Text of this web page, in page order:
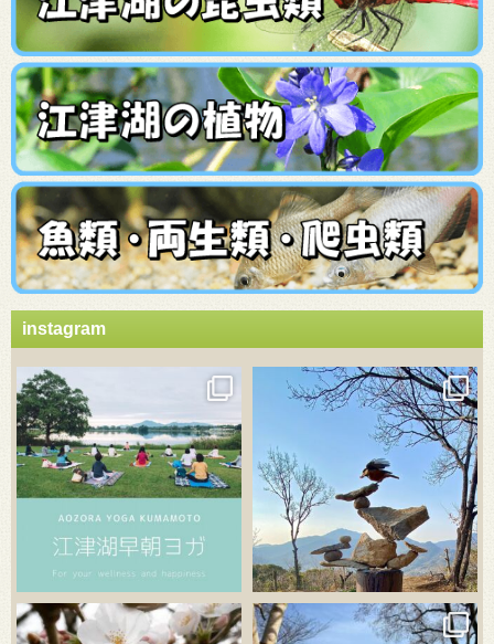
instagram
3月 20
3月 18
3月 18